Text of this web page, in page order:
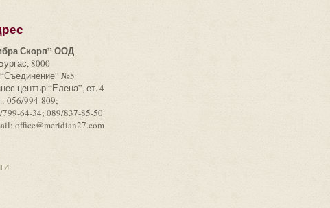
Скорп” ООД
8000
№5
център “Елена”, ет. 4
056/994-809;
799-64-34; 089/837-85-50
office@meridian27.com